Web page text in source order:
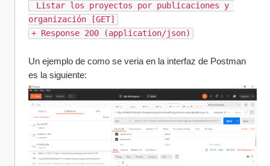
Listar los proyectos por publicaciones y
organización [GET]
+ Response 200 (application/json)
Un ejemplo de como se veria en la interfaz de Postman
es la siguiente: